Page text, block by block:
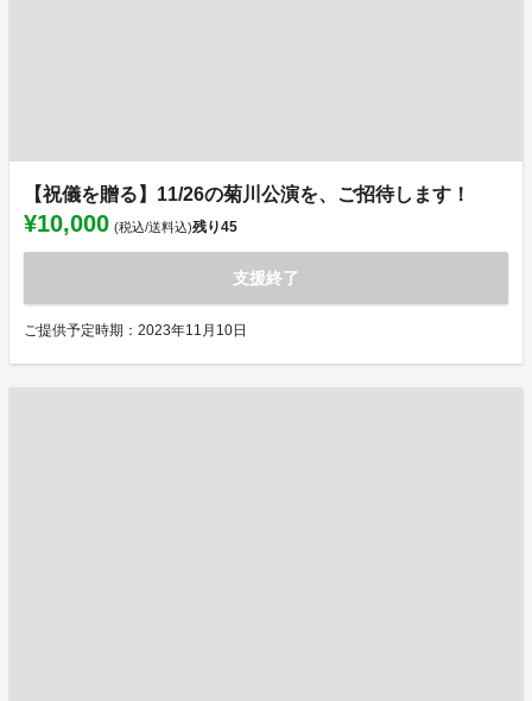
【祝儀を贈る】11/26の菊川公演を、ご招待します！
¥10,000 (税込/送料込)残り45
支援終了
ご提供予定時期：2023年11月10日